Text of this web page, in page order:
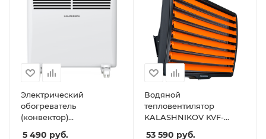
Электрический
обогреватель
(конвектор)
KALASHNIKOV KVCH-
5 490 руб.
Водяной
тепловентилятор
KALASHNIKOV KVF-
53 590 руб.